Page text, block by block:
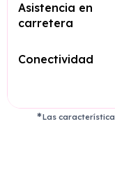
Asistencia en
carretera
Conectividad
Las